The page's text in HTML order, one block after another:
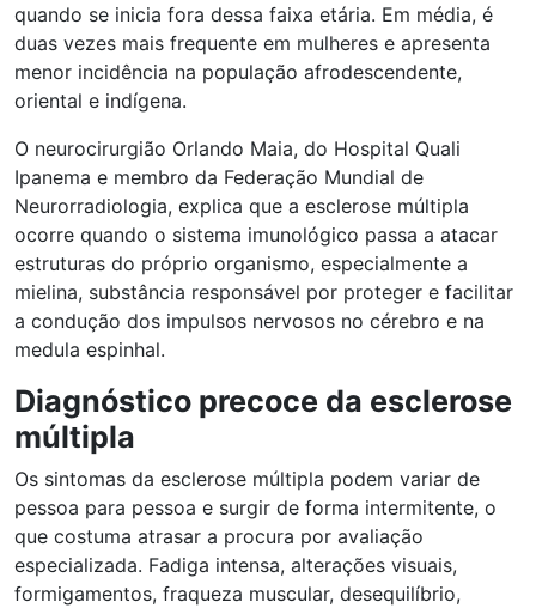
quando se inicia fora dessa faixa etária. Em média, é
duas vezes mais frequente em mulheres e apresenta
menor incidência na população afrodescendente,
oriental e indígena.
O neurocirurgião Orlando Maia, do Hospital Quali
Ipanema e membro da Federação Mundial de
Neurorradiologia, explica que a esclerose múltipla
ocorre quando o sistema imunológico passa a atacar
estruturas do próprio organismo, especialmente a
mielina, substância responsável por proteger e facilitar
a condução dos impulsos nervosos no cérebro e na
medula espinhal.
Diagnóstico precoce da esclerose
múltipla
Os sintomas da esclerose múltipla podem variar de
pessoa para pessoa e surgir de forma intermitente, o
que costuma atrasar a procura por avaliação
especializada. Fadiga intensa, alterações visuais,
formigamentos, fraqueza muscular, desequilíbrio,